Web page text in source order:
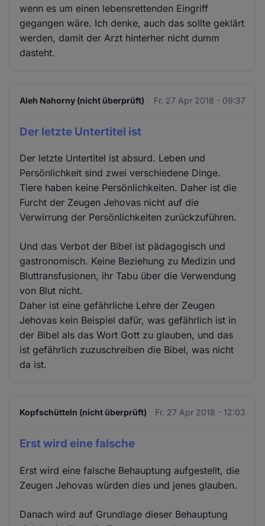
wenn es um einen lebensrettenden Eingriff
gegangen wäre. Ich denke, auch das sollte geklärt
werden, damit der Arzt hinterher nicht dumm
dasteht.
Aleh Nahorny (nicht überprüft) Fr. 27 Apr 2018 - 09:37
Der letzte Untertitel ist
Der letzte Untertitel ist absurd. Leben und
Persönlichkeit sind zwei verschiedene Dinge.
Tiere haben keine Persönlichkeiten. Daher ist die
Furcht der Zeugen Jehovas nicht auf die
Verwirrung der Persönlichkeiten zurückzuführen.
Und das Verbot der Bibel ist pädagogisch und
gastronomisch. Keine Beziehung zu Medizin und
Bluttransfusionen, ihr Tabu über die Verwendung
von Blut nicht.
Daher ist eine gefährliche Lehre der Zeugen
Jehovas kein Beispiel dafür, was gefährlich ist in
der Bibel als das Wort Gott zu glauben, und das
ist gefährlich zuzuschreiben die Bibel, was nicht
da ist.
Kopfschütteln (nicht überprüft) Fr. 27 Apr 2018 - 12:03
Erst wird eine falsche
Erst wird eine falsche Behauptung aufgestellt, die
Zeugen Jehovas würden dies und jenes glauben.
Danach wird auf Grundlage dieser Behauptung